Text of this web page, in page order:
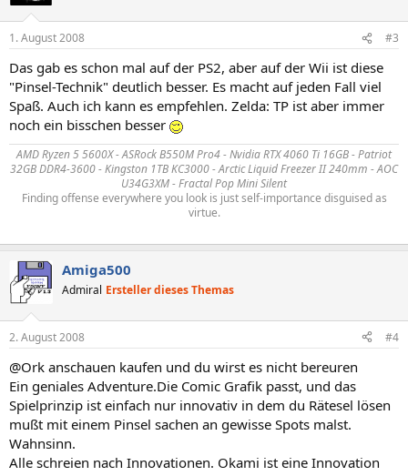
1. August 2008 #3
Das gab es schon mal auf der PS2, aber auf der Wii ist diese
"Pinsel-Technik" deutlich besser. Es macht auf jeden Fall viel
Spaß. Auch ich kann es empfehlen. Zelda: TP ist aber immer
noch ein bisschen besser
AMD Ryzen 5 5600X - ASRock B550M Pro4 - Nvidia RTX 4060 Ti 16GB - Patriot
32GB DDR4-3600 - Kingston 1TB KC3000 - Arctic Liquid Freezer II 240mm - AOC
U34G3XM - Fractal Pop Mini Silent
Finding offense everywhere you look is just self-importance disguised as
virtue.
Amiga500
Admiral Ersteller dieses Themas
2. August 2008 #4
@Ork anschauen kaufen und du wirst es nicht bereuren
Ein geniales Adventure.Die Comic Grafik passt, und das
Spielprinzip ist einfach nur innovativ in dem du Rätesel lösen
mußt mit einem Pinsel sachen an gewisse Spots malst.
Wahnsinn.
Alle schreien nach Innovationen. Okami ist eine Innovation